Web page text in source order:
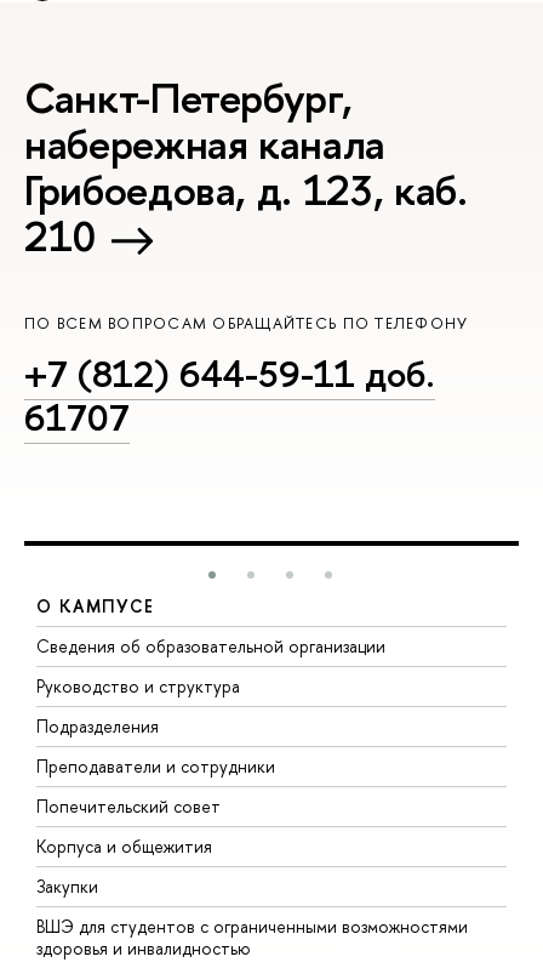
Санкт-Петербург,
набережная канала
Грибоедова, д. 123, каб.
210
ПО ВСЕМ ВОПРОСАМ ОБРАЩАЙТЕСЬ ПО ТЕЛЕФОНУ
+7 (812) 644-59-11 доб.
61707
О КАМПУСЕ
Сведения об образовательной организации
Руководство и структура
Подразделения
Преподаватели и сотрудники
Попечительский совет
Корпуса и общежития
Закупки
ВШЭ для студентов с ограниченными возможностями
здоровья и инвалидностью